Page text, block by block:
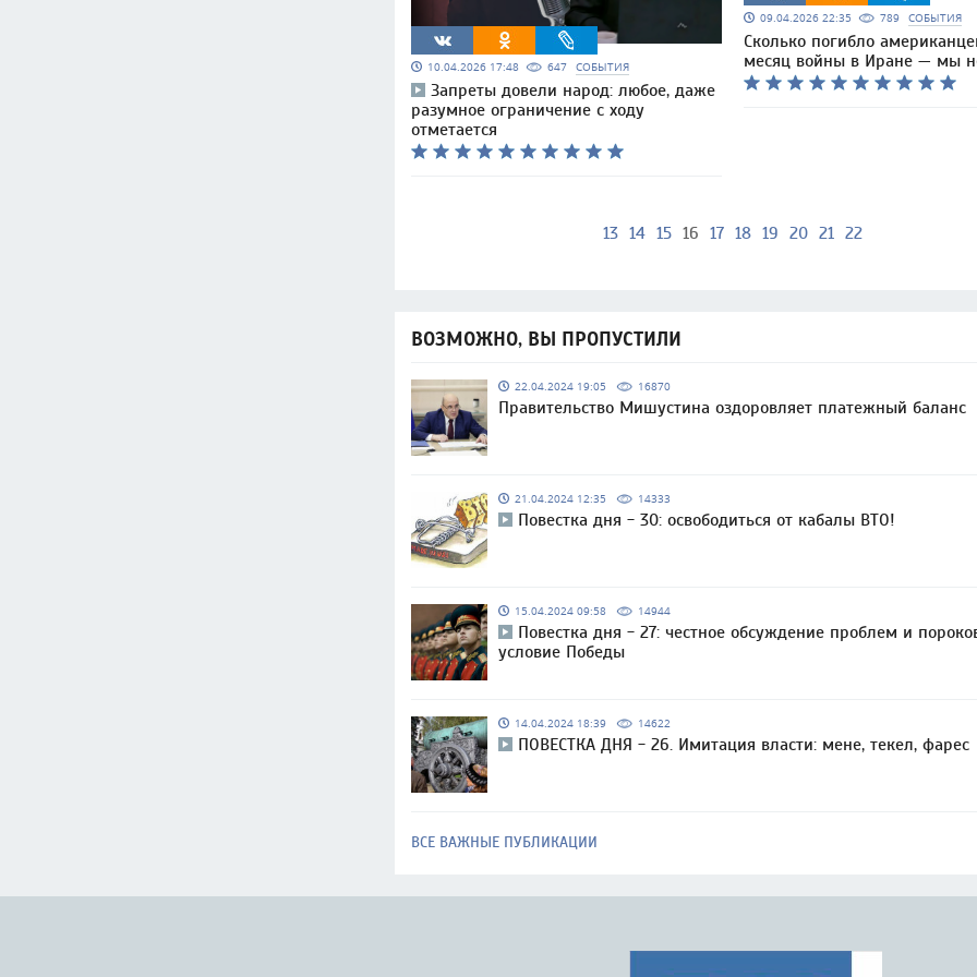
10.04.2026 17:48 647 СОБЫТИЯ
Запреты довели народ: любое, даже
разумное ограничение с ходу
отметается
09.04.2026 22:35 789 СОБЫТИЯ
Сколько погибло
месяц войны в Иране — мы
13 14 15 16 17 18 19 20 21 22
ВОЗМОЖНО, ВЫ ПРОПУСТИЛИ
22.04.2024 19:05 16870
Правительство Мишустина оздоровляет платежный баланс
21.04.2024 12:35 14333
Повестка дня - 30: освободиться от кабалы ВТО!
15.04.2024 09:58 14944
Повестка дня - 27: честное обсуждение проблем и
условие Победы
14.04.2024 18:39 14622
ПОВЕСТКА ДНЯ - 26. Имитация власти: мене, текел, фарес
ВСЕ ВАЖНЫЕ ПУБЛИКАЦИИ